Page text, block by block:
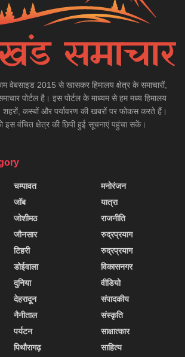
वेबसाइड 2015 से खासकर हिमालय क्षेत्र के समाचारों,
पोर्टल है। इस पोर्टल के माध्यम से हम मध्य हिमालय
शहरों, कस्बों और पर्यावरण की खबरों पर फोकस करते हैं।
इस वंचित क्षेत्र की छिपी हुई सूचनाएं पहुंचा सकें।
चम्पावत
जॉब
जोशीमठ
जौनसार
टिहरी
डोईवाला
दुनिया
देहरादून
नैनीताल
पर्यटन
पिथौरागढ़
मनोरंजन
यात्रा
राजनीति
रुद्रप्रयाग
रुद्रप्रयाग
विकासनगर
वीडियो
संपादकीय
संस्कृति
साक्षात्कार
साहित्य